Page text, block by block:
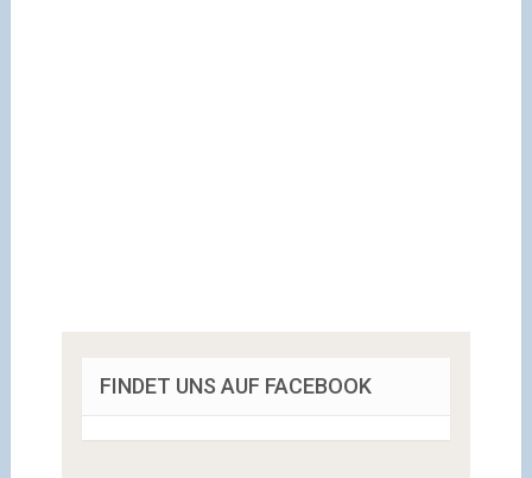
FINDET UNS AUF FACEBOOK